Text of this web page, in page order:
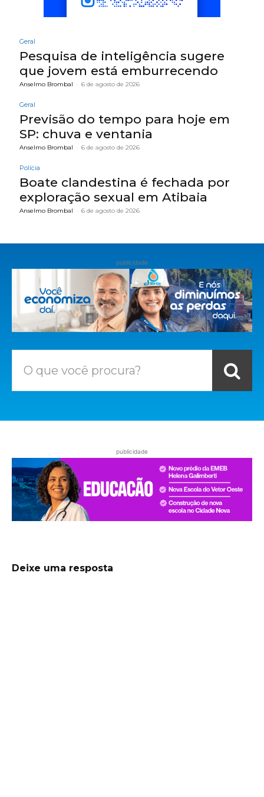
Geral
Pesquisa de inteligência sugere
que jovem está emburrecendo
Anselmo Brombal - 6 de agosto de 2026
Geral
Previsão do tempo para hoje em
SP: chuva e ventania
Anselmo Brombal - 6 de agosto de 2026
Polícia
Boate clandestina é fechada por
exploração sexual em Atibaia
Anselmo Brombal - 6 de agosto de 2026
publicidade
O que você procura?
publicidade
Deixe uma resposta